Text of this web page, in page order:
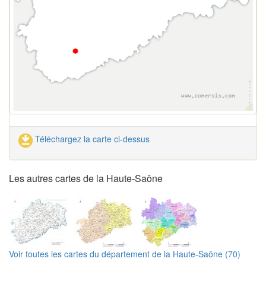
Téléchargez la carte ci-dessus
Les autres cartes de la Haute-Saône
Voir toutes les cartes du département de la Haute-Saône (70)